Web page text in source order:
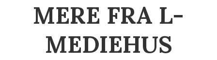
MERE FRA L-
MEDIEHUS